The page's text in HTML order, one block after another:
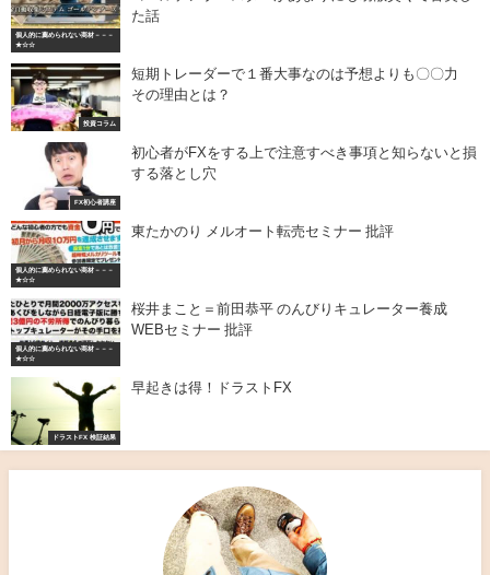
個人的に薦められない商材－－－
★☆☆
た話
投資コラム
短期トレーダーで１番大事なのは予想よりも〇〇力
その理由とは？
FX初心者講座
初心者がFXをする上で注意すべき事項と知らないと損
する落とし穴
個人的に薦められない商材－－－
★☆☆
東たかのり メルオート転売セミナー 批評
個人的に薦められない商材－－－
★☆☆
桜井まこと＝前田恭平 のんびりキュレーター養成
WEBセミナー 批評
ドラストFX 検証結果
早起きは得！ドラストFX